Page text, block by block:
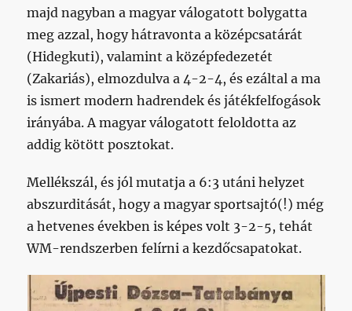
majd nagyban a magyar válogatott bolygatta
meg azzal, hogy hátravonta a középcsatárát
(Hidegkuti), valamint a középfedezetét
(Zakariás), elmozdulva a 4-2-4, és ezáltal a ma
is ismert modern hadrendek és játékfelfogások
irányába. A magyar válogatott feloldotta az
addig kötött posztokat.
Mellékszál, és jól mutatja a 6:3 utáni helyzet
abszurditását, hogy a magyar sportsajtó(!) még
a hetvenes években is képes volt 3-2-5, tehát
WM-rendszerben felírni a kezdőcsapatokat.